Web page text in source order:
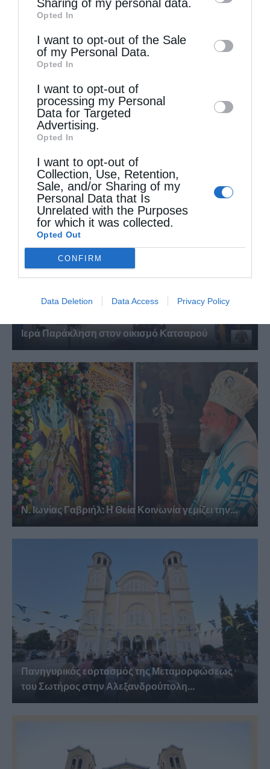
of downstream participants. This
information may also be disclosed by us to
third parties on theIAB’s List of
Downstream Participants
disclose it to other third parties.
Sharing of my personal data.
Opted In
I want to opt-out of the Sale
of my Personal Data.
Opted In
I want to opt-out of
processing my Personal
Data for Targeted
Advertising.
Opted In
I want to opt-out of
Collection, Use, Retention,
Sale, and/or Sharing of my
Personal Data that Is
Unrelated with the Purposes
for which it was collected.
Opted Out
CONFIRM
Data Deletion Data Access Privacy Policy
Η Εορτή της Μεταμορφώσεως στη Σάμο
Ιερά Παράκληση στον οικισμό Κατσαρού
Ν. Ιωνίας Γαβριήλ: Η Θεία Κοινωνία γεμίζει την...
Πανηγυρικός εορτασμός της Μεταμορφώσεως
του Σωτήρος στην Αλεξανδρούπολη...